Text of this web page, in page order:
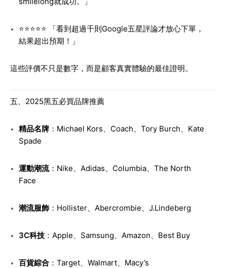
⭐⭐⭐⭐⭐ 「看到超過千則Google五星評論才放心下單，
結果超出預期！」
這些評價不只是數字，而是顧客真實體驗的最佳證明。
五、2025黑五必買品牌推薦
精品名牌：Michael Kors、Coach、Tory Burch、Kate
Spade
運動潮流：Nike、Adidas、Columbia、The North
Face
潮流服飾：Hollister、Abercrombie、J.Lindeberg
3C科技：Apple、Samsung、Amazon、Best Buy
百貨綜合：Target、Walmart、Macy’s